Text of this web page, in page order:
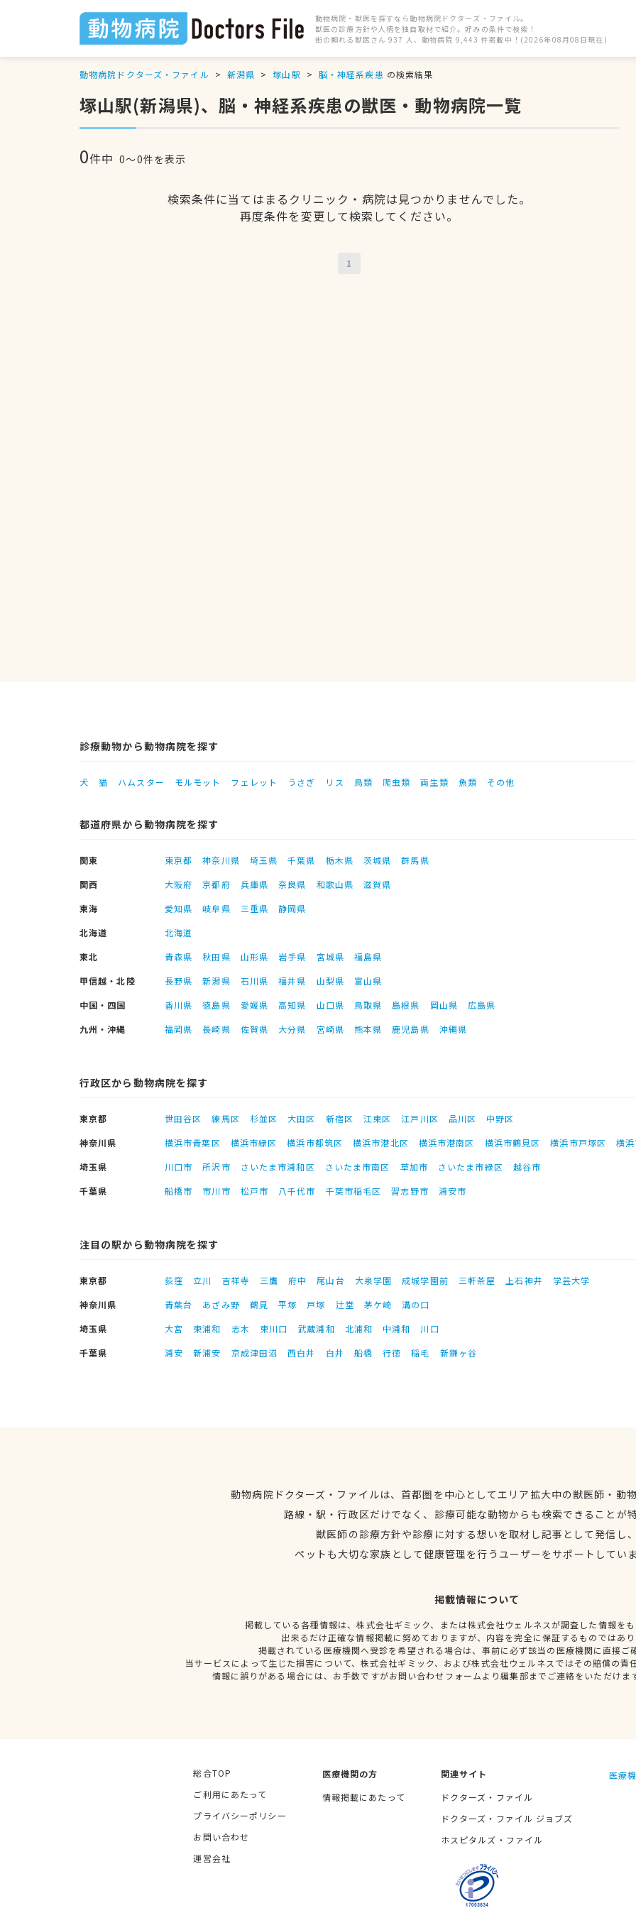
動物病院・獣医を探すなら動物病院ドクターズ・ファイル。
獣医の診療方針や人柄を独自取材で紹介。好みの条件で検索！
街の頼れる獣医さん 937 人、動物病院 9,443 件掲載中！(2026年08月08日現在)
動物病院ドクターズ・ファイル 新潟県 塚山駅 脳・神経系疾患 の検索結果
塚山駅(新潟県)、脳・神経系疾患の獣医・動物病院一覧
0件中 0〜0件を表示
検索条件に当てはまるクリニック・病院は見つかりませんでした。
再度条件を変更して検索してください。
1
診療動物から動物病院を探す
犬 猫 ハムスター モルモット フェレット うさぎ リス 鳥類 爬虫類 両生類 魚類 その他
都道府県から動物病院を探す
関東 東京都 神奈川県 埼玉県 千葉県 栃木県 茨城県
群馬県
関西
大阪府 京都府 兵庫県 奈良県 和歌山県
滋賀県
東海
愛知県 岐阜県 三重県
静岡県
北海道
北海道
東北
青森県 秋田県 山形県 岩手県 宮城県
福島県
甲信越・北陸
長野県 新潟県 石川県 福井県 山梨県
富山県
中国・四国
香川県 徳島県 愛媛県 高知県 山口県 鳥取県 島根県 岡山県
広島県
九州・沖縄
福岡県 長崎県 佐賀県 大分県 宮崎県 熊本県 鹿児島県 沖縄県
行政区から動物病院を探す
東京都 世田谷区 練馬区 杉並区 大田区 新宿区 江東区 江戸川区 品川区
中野区
神奈川県
横浜市青葉区 横浜市緑区 横浜市都筑区 横浜市港北区 横浜市港南区 横浜市鶴見区 横浜市戸塚区
横
埼玉県
川口市 所沢市 さいたま市浦和区 さいたま市南区 草加市 さいたま市緑区
越谷市
千葉県
船橋市 市川市 松戸市 八千代市 千葉市稲毛区 習志野市 浦安市
注目の駅から動物病院を探す
東京都 荻窪 立川 吉祥寺 三鷹 府中 尾山台 大泉学園 成城学園前 三軒茶屋 上石神井
学芸大学
神奈川県
青葉台 あざみ野 鶴見 平塚 戸塚 辻堂 茅ケ崎
溝の口
埼玉県
大宮 東浦和 志木 東川口 武蔵浦和 北浦和 中浦和
川口
千葉県
浦安 新浦安 京成津田沼 西白井 白井 船橋 行徳 稲毛 新鎌ヶ谷
動物病院ドクターズ・ファイルは、首都圏を中心としてエリア拡大中の獣医師・動
路線・駅・行政区だけでなく、診療可能な動物からも検索できることが
獣医師の診療方針や診療に対する想いを取材し記事として発信し
ペットも大切な家族として健康管理を行うユーザーをサポートしてい
掲載情報について
掲載している各種情報は、株式会社ギミック、または株式会社ウェルネスが調査した情報を
出来るだけ正確な情報掲載に努めておりますが、内容を完全に保証するものではあ
掲載されている医療機関へ受診を希望される場合は、事前に必ず該当の医療機関に直接ご
当サービスによって生じた損害について、株式会社ギミック、および株式会社ウェルネスではその賠償の責
情報に誤りがある場合には、お手数ですがお問い合わせフォームより編集部までご連絡をいただけま
総合TOP
ご利用にあたって
プライバシーポリシー
お問い合わせ
運営会社
医療機関の方
情報掲載にあたって
関連サイト
ドクターズ・ファイル
ドクターズ・ファイル ジョブズ
ホスピタルズ・ファイル
医療